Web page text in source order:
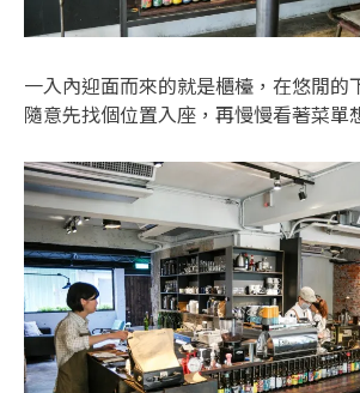
一入內迎面而來的就是櫃檯，在悠閒的
隨意先找個位置入座，再慢慢看著菜單